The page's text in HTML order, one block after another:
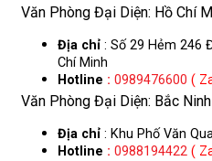
Văn Phòng Đại Diện: Hồ Chí
Địa chỉ : Số 29 Hẻm 246
Chí Minh
Hotline : 0989476600 (
Văn Phòng Đại Diện: Bắc Ninh
Địa chỉ : Khu Phố Văn
Hotline : 0988194422 (